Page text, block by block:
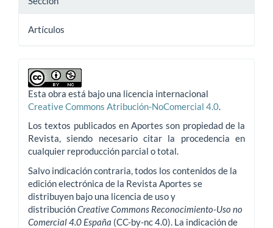
Artículos
Esta obra está bajo una licencia internacional
Creative Commons Atribución-NoComercial 4.0
Los textos publicados en Aportes son propiedad de la
Revista, siendo necesario citar la procedencia en
cualquier reproducción parcial o total.
Salvo indicación contraria, todos los contenidos de la
edición electrónica de la Revista Aportes se
distribuyen bajo una licencia de uso y
distribuciónCreative Commons Reconocimiento-Uso no
Comercial 4.0 España (CC-by-nc 4.0). La indicación de